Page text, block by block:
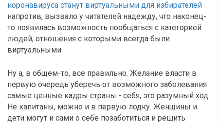
коронавируса станут виртуальными для избирателей
напротив, вызвало у читателей надежду, что наконец-
то появилась возможность пообщаться с категорией
людей, отношения с которыми всегда были
виртуальными.
Ну а, в общем-то, все правильно. Желание власти в
первую очередь уберечь от возможного заболевания
самые ценные кадры страны - себя, это разумный ход.
Не капитаны, можно и в первую лодку. Женщины и
дети могут и сами о себе позаботиться и решить